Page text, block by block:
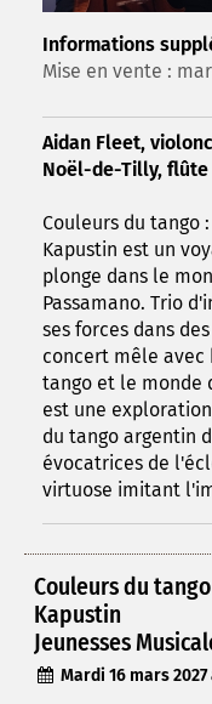
Informations
Mise en vente :
Aidan Fleet,
Noël-de-Tilly, flûte
Couleurs du tango
Kapustin est un
plonge dans le
Passamano. Trio
ses forces dans
concert mêle avec
tango et le monde
est une
du tango argentin
évocatrices de
virtuose imitant
Couleurs du
Kapustin
Jeunesses
Mardi 16 mars 2027